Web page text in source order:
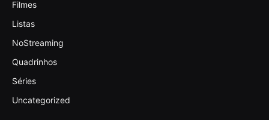
Filmes
Listas
NoStreaming
Quadrinhos
Séries
Uncategorized